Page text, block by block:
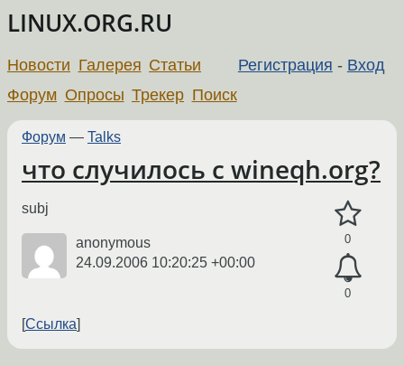
LINUX.ORG.RU
Регистрация - Вход
Новости Галерея Статьи
Форум Опросы Трекер Поиск
Форум — Talks
что случилось с wineqh.org?
0
0
subj
anonymous
24.09.2006 10:20:25 +00:00
Ссылка